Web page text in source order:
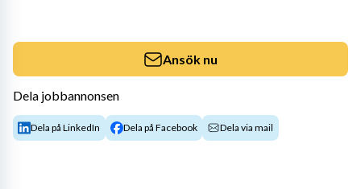
Ansök nu
Dela jobbannonsen
Dela på LinkedIn Dela på Facebook Dela via mail